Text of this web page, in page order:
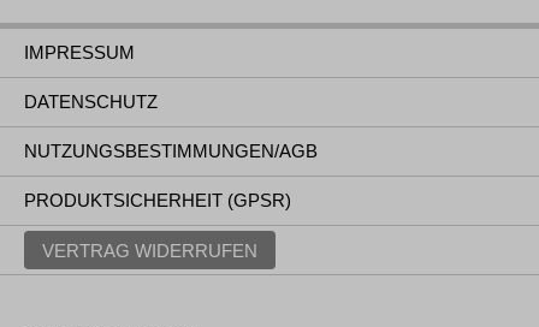
IMPRESSUM
DATENSCHUTZ
NUTZUNGSBESTIMMUNGEN/AGB
PRODUKTSICHERHEIT (GPSR)
VERTRAG WIDERRUFEN